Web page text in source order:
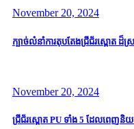
November 20, 2024
ក្បាច់លំនាំការតុបតែងជ្រីជ័រស្ពោត
November 20, 2024
ជ្រីជ័រស្ពោត PU ទាំង 5 ដែលពេញនិយ